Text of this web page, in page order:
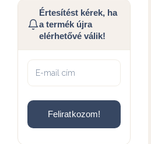
Értesítést kérek, ha
a termék újra
elérhetővé válik!
Feliratkozom!